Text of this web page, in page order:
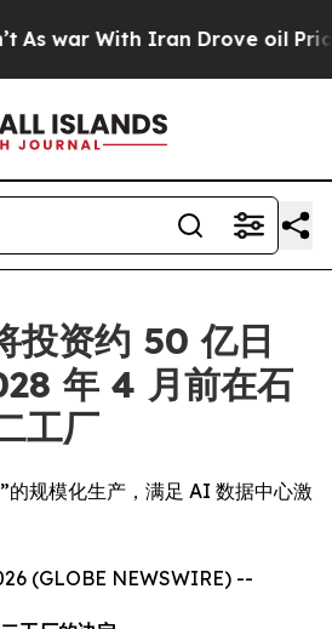
With Iran Drove oil Prices
资约 50 亿日
年 4 月前在石
工厂
的规模化生产，满足 AI 数据中心激
(GLOBE NEWSWIRE) --